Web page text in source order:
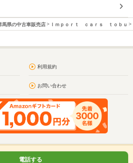
馬県の中古車販売店 Ｉｍｐｏｒｔ ｃａｒｓ ｔｏｂｕ
利用規約
お問い合わせ
電話する